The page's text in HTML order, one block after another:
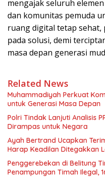
mengajak seluruh
dan komunitas pemuda
ruang digital tetap
pada solusi, demi
masa depan generasi
Related News
Muhammadiyah Perkuat
untuk Generasi Masa Depan
Polri Tindak Lanjuti Analisis
Dirampas untuk Negara
Ayah Bertrand Ucapkan
Harap Keadilan Ditegakkan
Penggerebekan di Belitung
Penampungan Timah Ilegal,